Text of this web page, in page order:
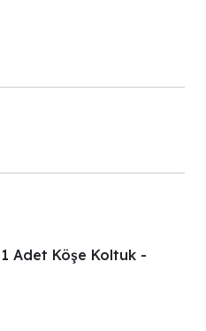
1 Adet Köşe Koltuk -